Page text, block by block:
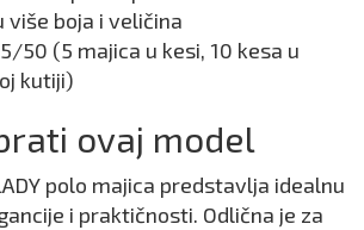
više boja i veličina
50 (5 majica u kesi, 10 kesa u
kutiji)
ovaj model
polo majica predstavlja idealnu
i praktičnosti. Odlična je za